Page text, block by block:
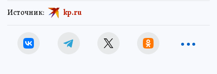
Источник: kp.ru